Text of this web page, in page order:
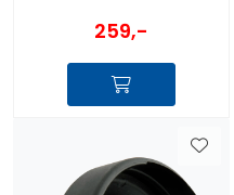
259,-